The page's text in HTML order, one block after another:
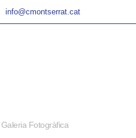
info@cmontserrat.cat
Galeria Fotogràfica